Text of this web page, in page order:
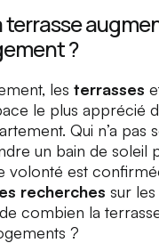
terrasse
?
les terrasses
le plus apprécié
Qui n’a pas
un bain de soleil
volonté est
recherches sur
combien la
?